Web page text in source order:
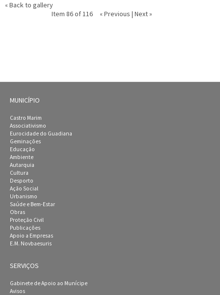
« Back to gallery
Item 86 of 116
« Previous | Next »
MUNICÍPIO
Castro Marim
Associativismo
Eurocidade do Guadiana
Geminações
Educação
Ambiente
Autarquia
Cultura
Desporto
Ação Social
Urbanismo
Saúde e Bem-Estar
Obras
Proteção Civil
Publicações
Apoio a Empresas
E.M. Novbaesuris
SERVIÇOS
Gabinete de Apoio ao Munícipe
Avisos